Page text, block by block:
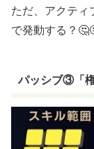
ただ、アクテ
で発動する？
パッシブ③「権